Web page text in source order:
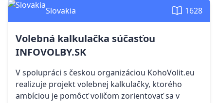
Slovakia 1628
Volebná kalkulačka súčasťou
INFOVOLBY.SK
V spolupráci s českou organizáciou KohoVolit.eu
realizuje projekt volebnej kalkulačky, ktorého
ambíciou je pomôcť voličom zorientovať sa v